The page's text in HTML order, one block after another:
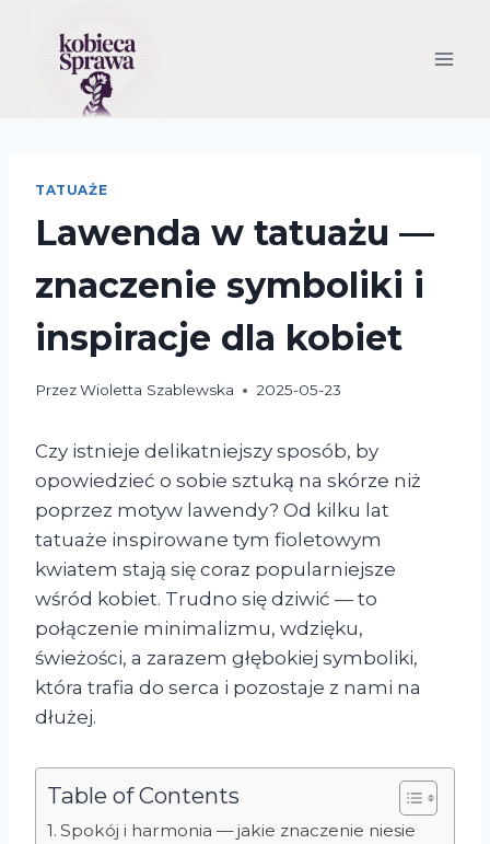
TATUAŻE
Lawenda w tatuażu —
znaczenie symboliki i
inspiracje dla kobiet
PrzezWioletta Szablewska 2025-05-23
Czy istnieje delikatniejszy sposób, by
opowiedzieć o sobie sztuką na skórze niż
poprzez motyw lawendy? Od kilku lat
tatuaże inspirowane tym fioletowym
kwiatem stają się coraz popularniejsze
wśród kobiet. Trudno się dziwić — to
połączenie minimalizmu, wdzięku,
świeżości, a zarazem głębokiej symboliki,
która trafia do serca i pozostaje z nami na
dłużej.
Table of Contents
Spokój i harmonia — jakie znaczenie niesie